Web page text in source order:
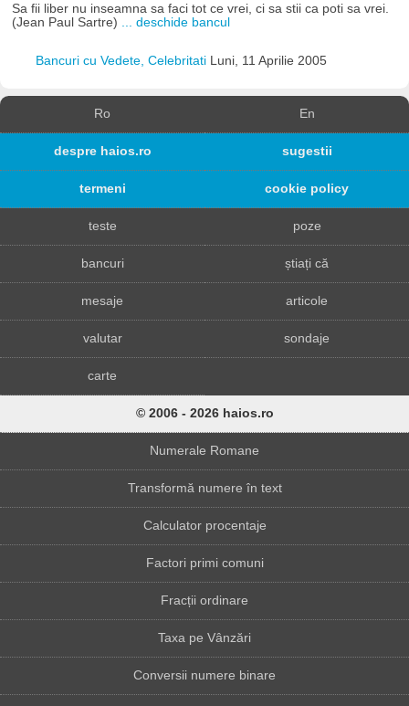
Sa fii liber nu inseamna sa faci tot ce vrei, ci sa stii ca poti sa vrei.
(Jean Paul Sartre)
... deschide bancul
Bancuri cu Vedete, Celebritati Luni, 11 Aprilie 2005
Ro En
despre haios.ro sugestii
termeni cookie policy
teste poze
bancuri știați că
mesaje articole
valutar sondaje
carte
© 2006 - 2026 haios.ro
Numerale Romane
Transformă numere în text
Calculator procentaje
Factori primi comuni
Fracții ordinare
Taxa pe Vânzări
Conversii numere binare